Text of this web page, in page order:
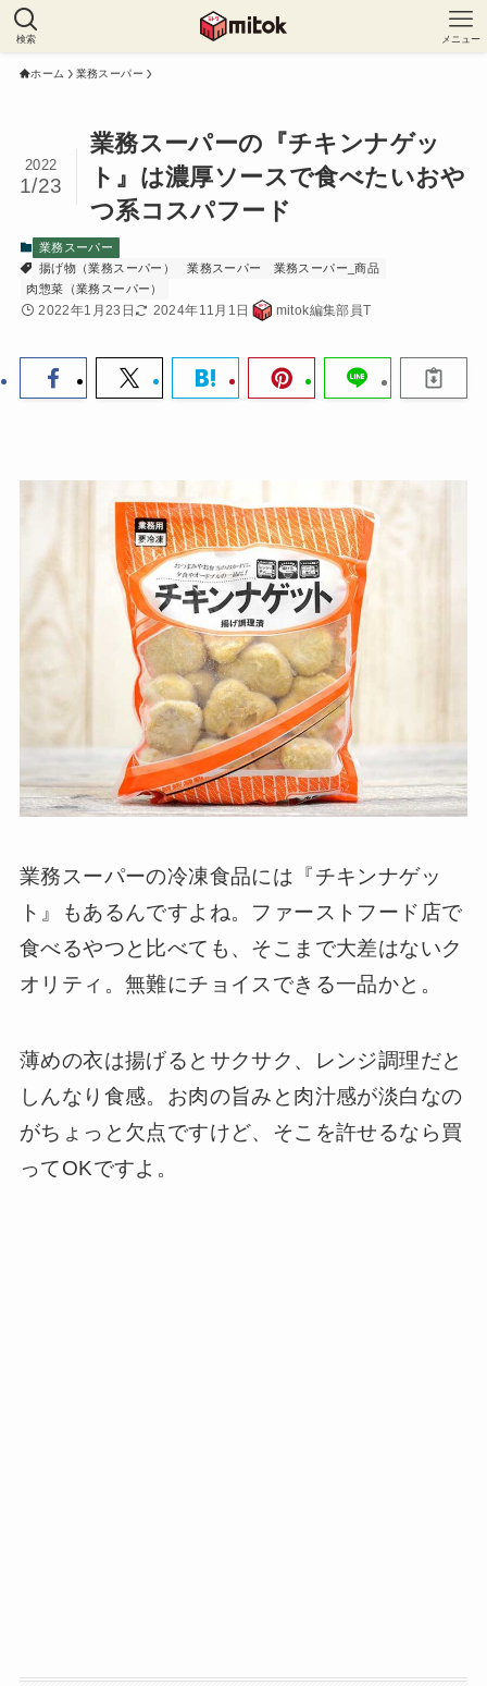
検索 メニュー
ホーム 業務スーパー
業務スーパーの『チキンナゲッ
ト』は濃厚ソースで食べたいおや
つ系コスパフード
2022
1/23
業務スーパー
揚げ物（業務スーパー）
業務スーパー
業務スーパー_商品
肉惣菜（業務スーパー）
2022年1月23日 2024年11月1日 mitok編集部員T
業務スーパーの冷凍食品には『チキンナゲッ
ト』もあるんですよね。ファーストフード店で
食べるやつと比べても、そこまで大差はないク
オリティ。無難にチョイスできる一品かと。
薄めの衣は揚げるとサクサク、レンジ調理だと
しんなり食感。お肉の旨みと肉汁感が淡白なの
がちょっと欠点ですけど、そこを許せるなら買
ってOKですよ。